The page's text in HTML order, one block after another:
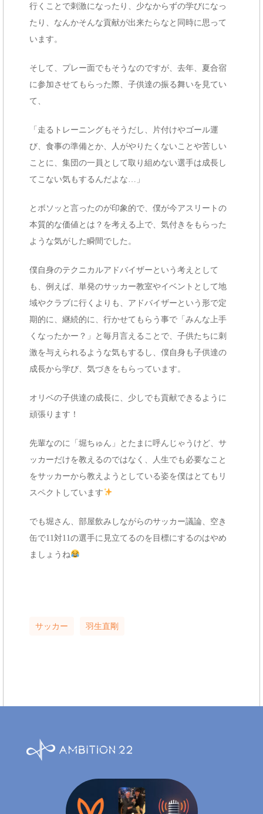
行くことで刺激になったり、少なからずの学びになっ
たり、なんかそんな貢献が出来たらなと同時に思って
います。
そして、プレー面でもそうなのですが、去年、夏合宿
に参加させてもらった際、子供達の振る舞いを見てい
て、
「走るトレーニングもそうだし、片付けやゴール運
び、食事の準備とか、人がやりたくないことや苦しい
ことに、集団の一員として取り組めない選手は成長し
てこない気もするんだよな…」
とボソッと言ったのが印象的で、僕が今アスリートの
本質的な価値とは？を考える上で、気付きをもらった
ような気がした瞬間でした。
僕自身のテクニカルアドバイザーという考えとして
も、例えば、単発のサッカー教室やイベントとして地
域やクラブに行くよりも、アドバイザーという形で定
期的に、継続的に、行かせてもらう事で「みんな上手
くなったかー？」と毎月言えることで、子供たちに刺
激を与えられるような気もするし、僕自身も子供達の
成長から学び、気づきをもらっています。
オリベの子供達の成長に、少しでも貢献できるように
頑張ります！
先輩なのに「堀ちゅん」とたまに呼んじゃうけど、サ
ッカーだけを教えるのではなく、人生でも必要なこと
をサッカーから教えようとしている姿を僕はとてもリ
スペクトしています
でも堀さん、部屋飲みしながらのサッカー議論、空き
缶で11対11の選手に見立てるのを目標にするのはやめ
ましょうね
サッカー 羽生直剛